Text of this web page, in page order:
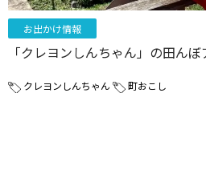
お出かけ情報
「クレヨンしんちゃん」の田ん
クレヨンしんちゃん 町おこし